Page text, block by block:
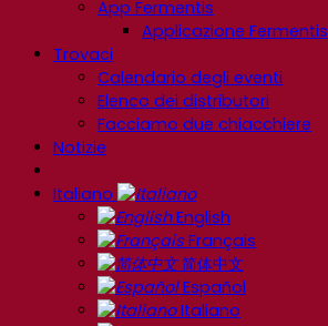
App Fermentis
Applicazione Fermentis
Trovaci
Calendario degli eventi
Elenco dei distributori
Facciamo due chiacchiere
Notizie
Italiano
English
Français
简体中文
Español
Italiano